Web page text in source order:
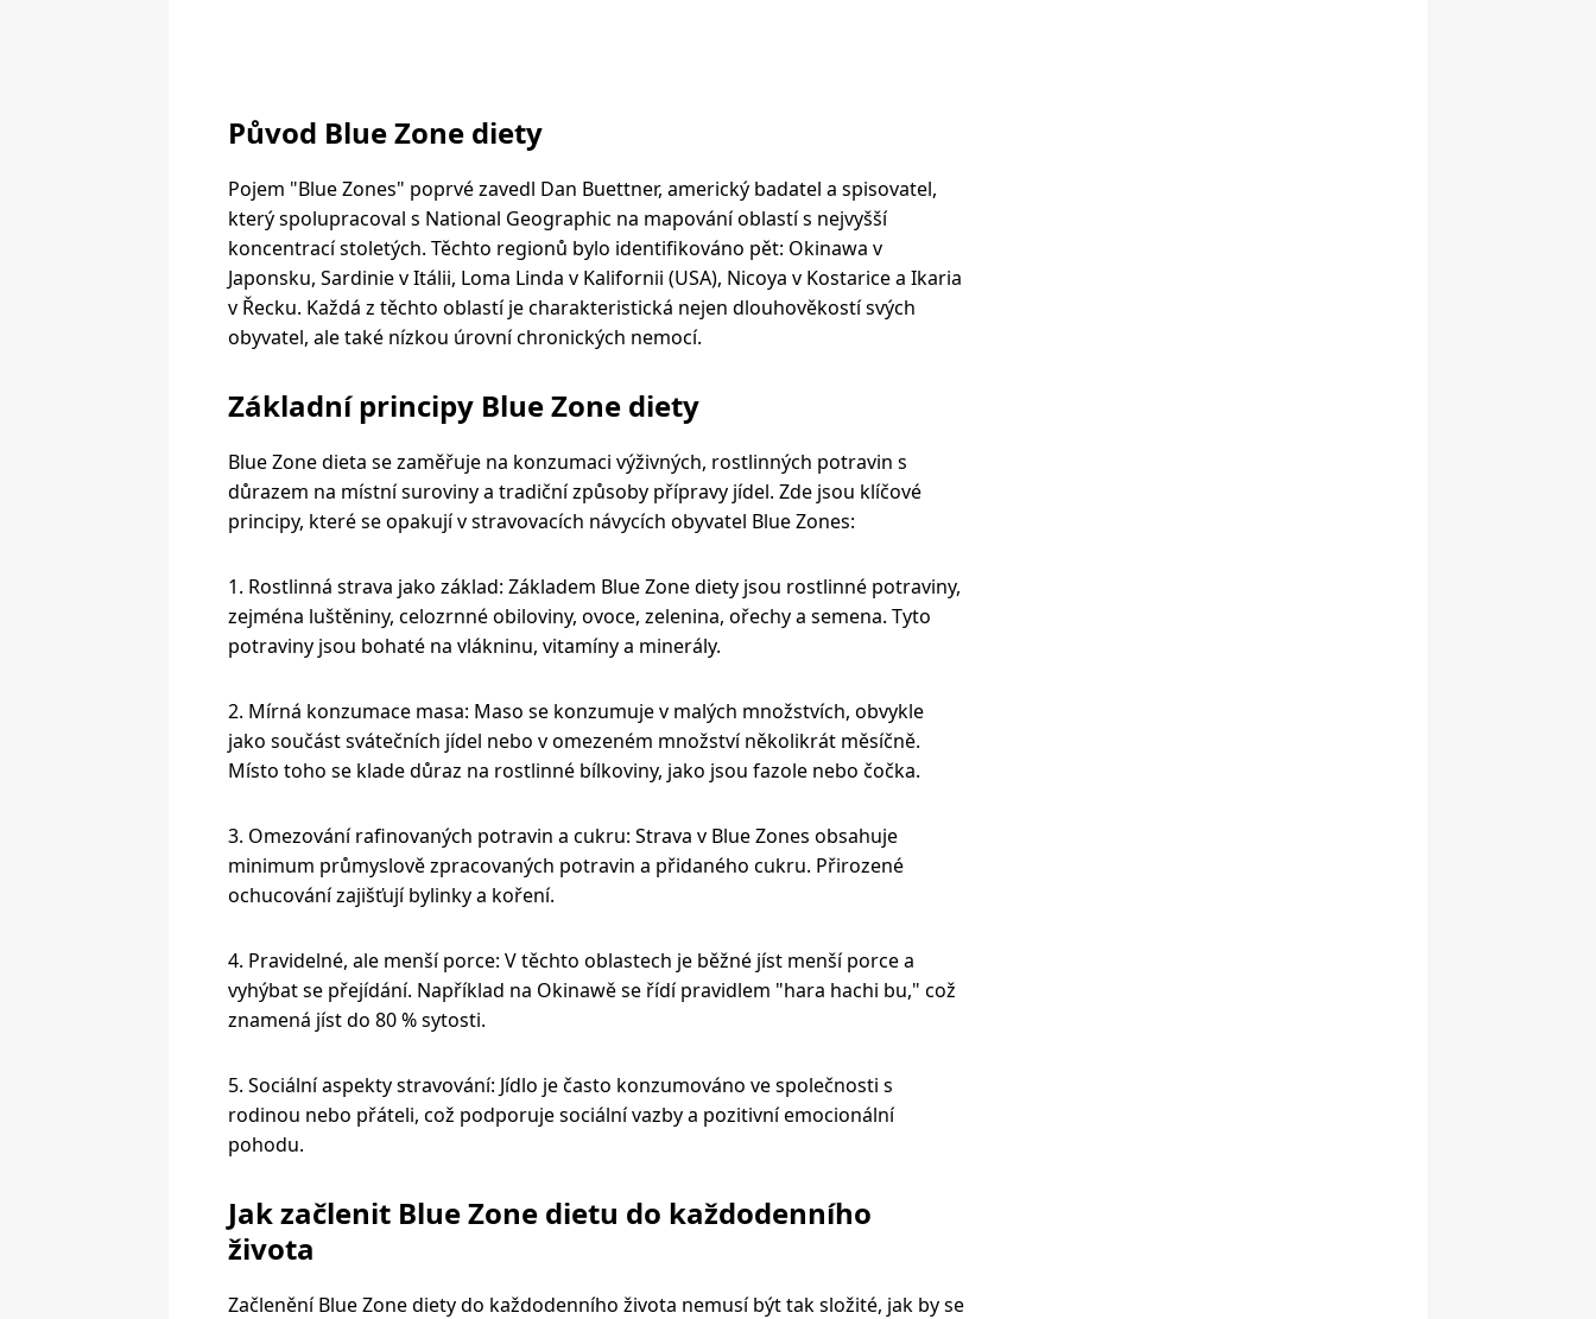
Původ Blue Zone diety
Pojem "Blue Zones" poprvé zavedl Dan Buettner, americký badatel a spisovatel,
který spolupracoval s National Geographic na mapování oblastí s nejvyšší
koncentrací stoletých. Těchto regionů bylo identifikováno pět: Okinawa v
Japonsku, Sardinie v Itálii, Loma Linda v Kalifornii (USA), Nicoya v Kostarice a Ikaria
v Řecku. Každá z těchto oblastí je charakteristická nejen dlouhověkostí svých
obyvatel, ale také nízkou úrovní chronických nemocí.
Základní principy Blue Zone diety
Blue Zone dieta se zaměřuje na konzumaci výživných, rostlinných potravin s
důrazem na místní suroviny a tradiční způsoby přípravy jídel. Zde jsou klíčové
principy, které se opakují v stravovacích návycích obyvatel Blue Zones:
1. Rostlinná strava jako základ: Základem Blue Zone diety jsou rostlinné potraviny,
zejména luštěniny, celozrnné obiloviny, ovoce, zelenina, ořechy a semena. Tyto
potraviny jsou bohaté na vlákninu, vitamíny a minerály.
2. Mírná konzumace masa: Maso se konzumuje v malých množstvích, obvykle
jako součást svátečních jídel nebo v omezeném množství několikrát měsíčně.
Místo toho se klade důraz na rostlinné bílkoviny, jako jsou fazole nebo čočka.
3. Omezování rafinovaných potravin a cukru: Strava v Blue Zones obsahuje
minimum průmyslově zpracovaných potravin a přidaného cukru. Přirozené
ochucování zajišťují bylinky a koření.
4. Pravidelné, ale menší porce: V těchto oblastech je běžné jíst menší porce a
vyhýbat se přejídání. Například na Okinawě se řídí pravidlem "hara hachi bu," což
znamená jíst do 80 % sytosti.
5. Sociální aspekty stravování: Jídlo je často konzumováno ve společnosti s
rodinou nebo přáteli, což podporuje sociální vazby a pozitivní emocionální
pohodu.
Jak začlenit Blue Zone dietu do každodenního
života
Začlenění Blue Zone diety do každodenního života nemusí být tak složité, jak by se